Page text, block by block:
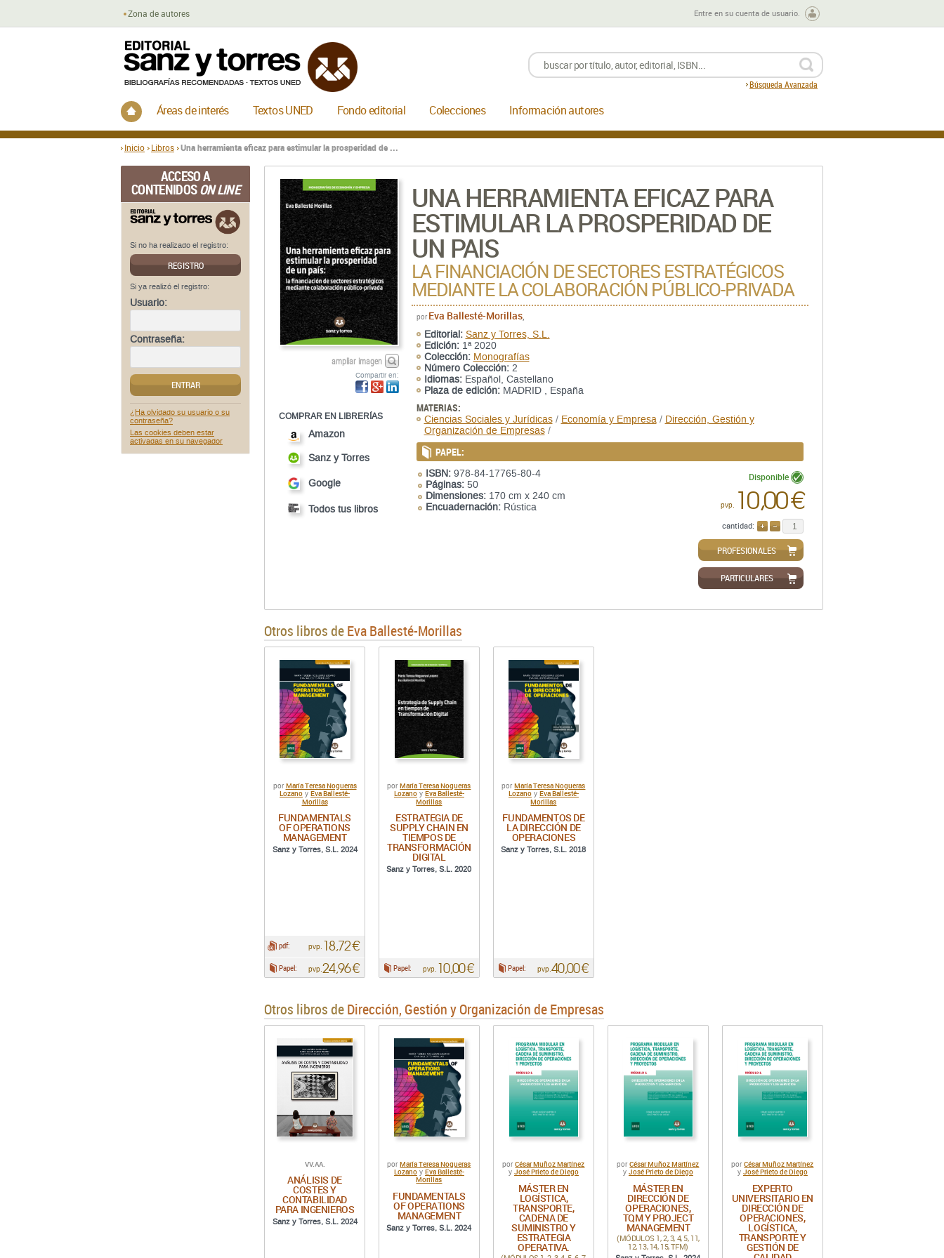
Inicio Libros Una herramienta eficaz para estimular la prosperidad de ...
Entre en su cuenta de usuario.
Búsqueda Avanzada
Inicio
Áreas de interés Textos UNED Fondo editorial Colecciones Información autores
Zona de autores
ACCESO A
CONTENIDOSON LINE
Si no ha realizado el registro:
REGISTRO
Si ya realizó el registro:
Usuario:
Contraseña:
ENTRAR
¿Ha olvidado su usuario o su
contraseña?
Las cookies deben estar
activadas en su navegador
UNA HERRAMIENTA EFICAZ PARA
ESTIMULAR LA PROSPERIDAD DE
UN PAIS
LA FINANCIACIÓN DE SECTORES ESTRATÉGICOS
MEDIANTE LA COLABORACIÓN PÚBLICO-PRIVADA
ampliar imagen
Compartir en:
COMPRAR EN LIBRERÍAS
Amazon
Sanz y Torres
Google
Todos tus libros
por Eva Ballesté-Morillas,
Editorial: Sanz y Torres, S.L.
Edición:1ª 2020
Colección: Monografías
Número Colección:2
Idiomas:Español, Castellano
Plaza de edición:MADRID , España
MATERIAS:
Ciencias Sociales y Jurídicas/ Economía y Empresa/ Dirección, Gestión y
Organización de Empresas/
PAPEL:
ISBN:978-84-17765-80-4
Páginas:50
Dimensiones:170 cm x 240 cm
Encuadernación:Rústica
Disponible
pvp. 10,00 €
cantidad:
PROFESIONALES
PARTICULARES
Otros libros deEva Ballesté-Morillas
por María Teresa Nogueras
Lozano yEva Ballesté-
Morillas
FUNDAMENTALS
OF OPERATIONS
MANAGEMENT
Sanz y Torres, S.L. 2024
pdf: pvp. 18,72 €
Papel: pvp. 24,96 €
porMaría Teresa Nogueras
Lozanoy Eva Ballesté-
Morillas
ESTRATEGIA DE
SUPPLY CHAIN EN
TIEMPOS DE
TRANSFORMACIÓN
DIGITAL
Sanz y Torres, S.L. 2020
Papel: pvp. 10,00 €
porMaría Teresa Nogueras
Lozanoy Eva Ballesté-
Morillas
FUNDAMENTOS DE
LA DIRECCIÓN DE
OPERACIONES
Sanz y Torres, S.L. 2018
Papel: pvp.40,00 €
Otros libros deDirección, Gestión y Organización de Empresas
VV.AA.
ANÁLISIS DE
COSTES Y
CONTABILIDAD
PARA INGENIEROS
Sanz y Torres, S.L. 2024
porMaría Teresa Nogueras
Lozanoy Eva Ballesté-
Morillas
FUNDAMENTALS
OF OPERATIONS
MANAGEMENT
Sanz y Torres, S.L. 2024
porCésar Muñoz Martínez
y José Prieto de Diego
MÁSTER EN
LOGÍSTICA,
TRANSPORTE,
CADENA DE
SUMINISTRO Y
ESTRATEGIA
OPERATIVA.
porCésar Muñoz Martínez
y José Prieto de Diego
MÁSTER EN
DIRECCIÓN DE
OPERACIONES,
TQM Y PROJECT
MANAGEMENT
(MÓDULOS 1, 2, 3, 4, 5, 11,
12, 13, 14, 15, TFM)
porCésar Muñoz Martínez
y José Prieto de Diego
EXPERTO
UNIVERSITARIO EN
DIRECCIÓN DE
OPERACIONES,
LOGÍSTICA,
TRANSPORTE Y
GESTIÓN DE